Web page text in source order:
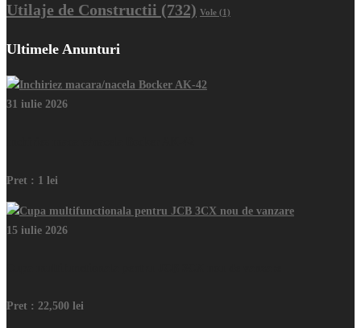
Utilaje de Constructii (732) Vole (1)
Ultimele Anunturi
31 iulie 2026
Pret : 1 lei
15 iulie 2026
Pret : 22,500 lei